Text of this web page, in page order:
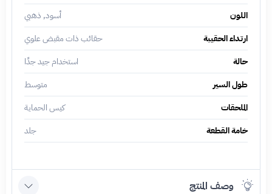
اللون
أسود, ذهبي
ارتداء الحقيبة
حقائب ذات مقبض علوي
حالة
استخدام جيد جدًا
طول السير
متوسط
الملحقات
كيس الحماية
خامة القطعة
جلد
وصف المنتج